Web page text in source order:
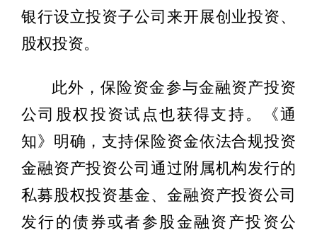
银行设立投资子公司来开展创业投资、
股权投资。
此外，保险资金参与金融资产投资
公司股权投资试点也获得支持。《通
知》明确，支持保险资金依法合规投资
金融资产投资公司通过附属机构发行的
私募股权投资基金、金融资产投资公司
发行的债券或者参股金融资产投资公